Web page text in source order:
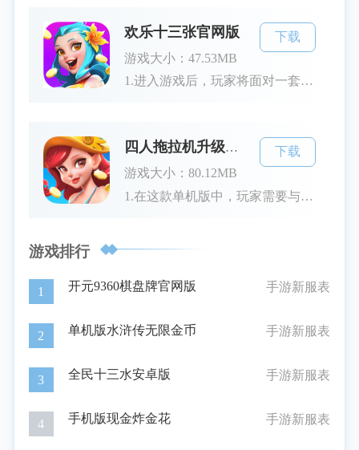
欢乐十三张官网版
游戏大小：47.53MB
1.进入游戏后，玩家将面对一套52张扑克牌，需要将其分成三个部分进行对战。游戏过程中的主要环节包括发牌、组合牌型、比大小、加注等步骤。游戏支持在线玩家实时对战，即使在闲暇时光，你也能找到旗鼓相当的对手一较高下。2.同花顺、同花色等经典牌型依然是制胜的关键，玩家需要根据牌型进行组合，以在比拼中取得优势。无论是新手还是资深玩家，大家都能根据自己的牌技水平进行策略性的组合和加注，从而体验游戏的竞争乐趣。游戏特色1.游戏的操作界面十分友好，简化了许多繁琐的步骤。即使是初次接触游戏的新
下载
四人拖拉机升级游戏单机版最新
游戏大小：80.12MB
1.在这款单机版中，玩家需要与ai进行斗智斗勇的牌局，在掌控手中扑克牌的灵活运用策略来战胜庄家方。升级游戏的最大特点是每局牌开始时的叫牌和抓分过程，通过不断升级，努力达到规定的级别目标以获取最终胜利。2.作为一款专注于单机体验的游戏，玩家可以随时随地进行游戏，无需网络连接和等待其他玩家，适合个人提升扑克技巧。游戏界面设计简洁直观，音效逼真，极大地还原了真实牌场的氛围，让人欲罢不能。游戏特色1.每日签到：每天登录游戏即可领取丰厚的签到奖励，连续签到还有机会赢取彩金，更有机会冲击
下载
游戏排行
1 开元9360棋盘牌官网版 手游新服表
2 单机版水浒传无限金币 手游新服表
3 全民十三水安卓版 手游新服表
4 手机版现金炸金花 手游新服表